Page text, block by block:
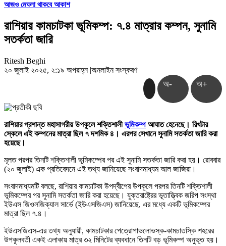
আজও মেঘলা থাকবে আকাশ
রাশিয়ার কামচাটকা ভূমিকম্প: ৭.৪ মাত্রার কম্পন, সুনামি
সতর্কতা জারি
Ritesh Beghi
২০ জুলাই ২০২৫, ২:১৯ অপরাহ্ন |অনলাইন সংস্করণ
অ- অ+
রাশিয়ার প্রশান্ত মহাসাগরীয় উপকূলে শক্তিশালীভূমিকম্পআঘাত হেনেছে। রিখটার
স্কেলে এই কম্পনের মাত্রা ছিল ৭ দশমিক ৪। এরপর সেখানে সুনামি সতর্কতা জারি করা
হয়েছে।
মূলত পরপর তিনটি শক্তিশালী ভূমিকম্পের পর এই সুনামি সতর্কতা জারি করা হয়। রোববার
(২০ জুলাই) এক প্রতিবেদনে এই তথ্য জানিয়েছে সংবাদমাধ্যম আল জাজিরা।
সংবাদমাধ্যমটি বলছে, রাশিয়ার কামচাটকা উপদ্বীপের উপকূলে পরপর তিনটি শক্তিশালী
ভূমিকম্পের পর সুনামি সতর্কতা জারি করা হয়েছে। যুক্তরাষ্ট্রের ভূতাত্ত্বিক জরিপ সংস্থা
ইউএস জিওলজিক্যাল সার্ভে (ইউএসজিএস) জানিয়েছে, এর মধ্যে একটি ভূমিকম্পের
মাত্রা ছিল ৭.৪।
ইউএসজিএস-এর তথ্য অনুযায়ী, কামচাটকার পেত্রোপাভলোভস্ক-কামচাতস্কি শহরের
উপকূলবর্তী একই এলাকায় মাত্র ৩২ মিনিটের ব্যবধানে তিনটি বড় ভূমিকম্প অনুভূত হয়।